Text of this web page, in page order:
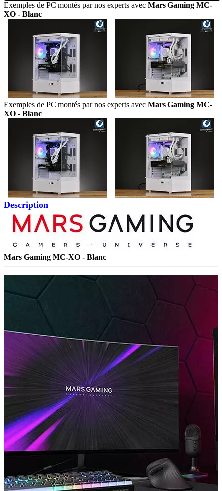
Exemples de PC montés par nos experts avec Mars Gaming MC-
XO - Blanc
Exemples de PC montés par nos experts avec Mars Gaming MC-
XO - Blanc
Description
Mars Gaming MC-XO - Blanc